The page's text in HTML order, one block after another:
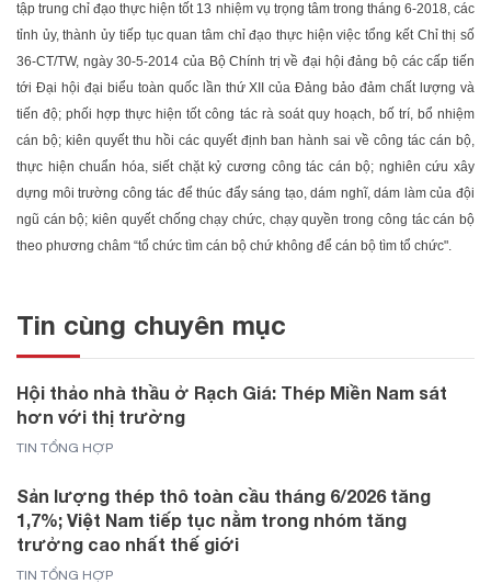
tập trung chỉ đạo thực hiện tốt 13 nhiệm vụ trọng tâm trong tháng 6-2018, các
tỉnh ủy, thành ủy tiếp tục quan tâm chỉ đạo thực hiện việc tổng kết Chỉ thị số
36-CT/TW, ngày 30-5-2014 của Bộ Chính trị về đại hội đảng bộ các cấp tiến
tới Đại hội đại biểu toàn quốc lần thứ XII của Đảng bảo đảm chất lượng và
tiến độ; phối hợp thực hiện tốt công tác rà soát quy hoạch, bố trí, bổ nhiệm
cán bộ; kiên quyết thu hồi các quyết định ban hành sai về công tác cán bộ,
thực hiện chuẩn hóa, siết chặt kỷ cương công tác cán bộ; nghiên cứu xây
dựng môi trường công tác để thúc đẩy sáng tạo, dám nghĩ, dám làm của đội
ngũ cán bộ; kiên quyết chống chạy chức, chạy quyền trong công tác cán bộ
theo phương châm “tổ chức tìm cán bộ chứ không để cán bộ tìm tổ chức".
Tin cùng chuyên mục
Hội thảo nhà thầu ở Rạch Giá: Thép Miền Nam sát
hơn với thị trường
TIN TỔNG HỢP
Sản lượng thép thô toàn cầu tháng 6/2026 tăng
1,7%; Việt Nam tiếp tục nằm trong nhóm tăng
trưởng cao nhất thế giới
TIN TỔNG HỢP